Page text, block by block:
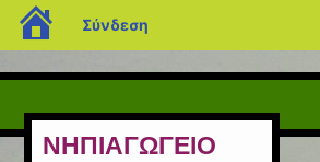
blogs.sch.gr
Σύνδεση
ΝΗΠΙΑΓΩΓΕΙΟ